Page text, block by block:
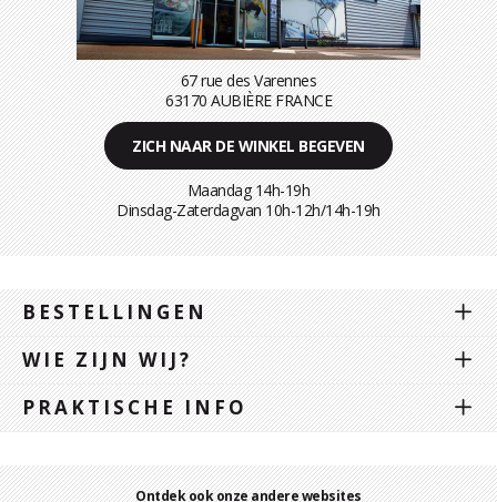
67 rue des Varennes
63170 AUBIÈRE FRANCE
ZICH NAAR DE WINKEL BEGEVEN
Maandag 14h-19h
Dinsdag-Zaterdagvan 10h-12h/14h-19h
BESTELLINGEN
WIE ZIJN WIJ?
PRAKTISCHE INFO
Ontdek ook onze andere websites